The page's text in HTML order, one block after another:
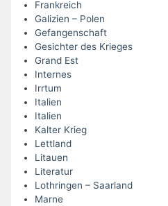
Frankreich
Galizien – Polen
Gefangenschaft
Gesichter des Krieges
Grand Est
Internes
Irrtum
Italien
Italien
Kalter Krieg
Lettland
Litauen
Literatur
Lothringen – Saarland
Marne